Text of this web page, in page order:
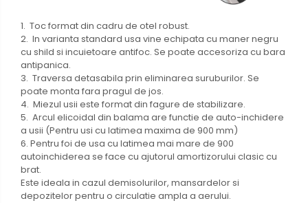
1. Toc format din cadru de otel robust.
2. In varianta standard usa vine echipata cu maner negru
cu shild si incuietoare antifoc. Se poate accesoriza cu bara
antipanica.
3. Traversa detasabila prin eliminarea suruburilor. Se
poate monta fara pragul de jos.
4. Miezul usii este format din fagure de stabilizare.
5. Arcul elicoidal din balama are functie de auto-inchidere
a usii (Pentru usi cu latimea maxima de 900 mm)
6. Pentru foi de usa cu latimea mai mare de 900
autoinchiderea se face cu ajutorul amortizorului clasic cu
brat.
Este ideala in cazul demisolurilor, mansardelor si
depozitelor pentru o circulatie ampla a aerului.